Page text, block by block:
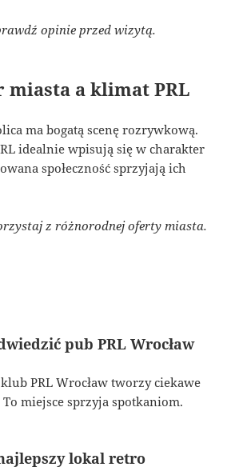
opinie przed wizytą.
miasta a klimat PRL
ma bogatą scenę rozrywkową.
idealnie wpisują się w charakter
społeczność sprzyjają ich
z różnorodnej oferty miasta.
pub PRL Wrocław
PRL Wrocław tworzy ciekawe
miejsce sprzyja spotkaniom.
lokal retro